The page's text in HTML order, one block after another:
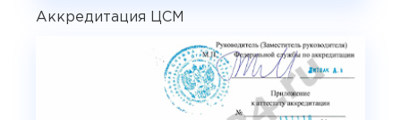
Аккредитация ЦСМ